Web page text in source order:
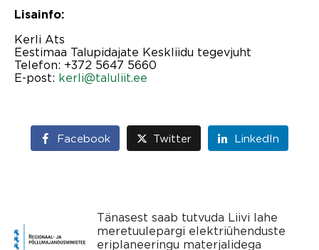
Lisainfo:
Kerli Ats
Eestimaa Talupidajate Keskliidu tegevjuht
Telefon: +372 5647 5660
E-post: kerli@taluliit.ee
Facebook Twitter LinkedIn
Tänasest saab tutvuda Liivi lahe
meretuulepargi elektriühenduste
eriplaneeringu materjalidega